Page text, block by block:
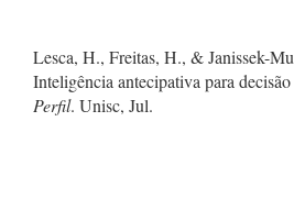
Lesca, H., Freitas, H., & Janissek-
Inteligência antecipativa para decisão
Perfil. Unisc, Jul.